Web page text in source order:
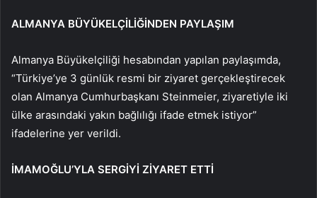
ALMANYA BÜYÜKELÇİLİĞİNDEN PAYLAŞIM
Almanya Büyükelçiliği hesabından yapılan paylaşımda,
“Türkiye’ye 3 günlük resmi bir ziyaret gerçekleştirecek
olan Almanya Cumhurbaşkanı Steinmeier, ziyaretiyle iki
ülke arasındaki yakın bağlılığı ifade etmek istiyor”
ifadelerine yer verildi.
İMAMOĞLU’YLA SERGİYİ ZİYARET ETTİ